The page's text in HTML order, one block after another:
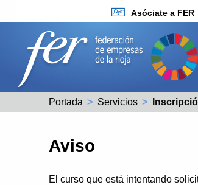
Asóciate a FER
Portada Servicios Actual:
Aviso
El curso que está intentando